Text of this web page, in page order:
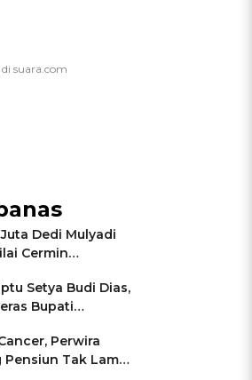
Dedi Mulyadi
Cermin
Keamanan
Setya Budi Dias,
Bupati
Perwira
Tak Lama